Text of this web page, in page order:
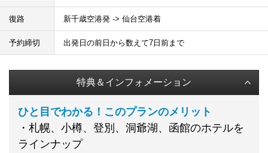
復路 新千歳空港発 -> 仙台空港着
予約締切 出発日の前日から数えて7日前まで
特典＆インフォメーション
ひと目でわかる！このプランのメリット
・札幌、小樽、登別、洞爺湖、函館のホテルを
ラインナップ